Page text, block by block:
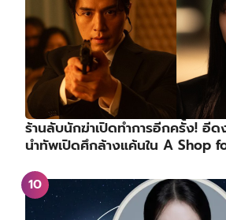
ร้านลับนักฆ่าเปิดทำการอีกครั้ง! อี
นำทัพเปิดศึกล้างแค้นใน A Shop